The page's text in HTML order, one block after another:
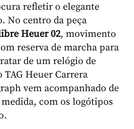
refletir o elegante
No centro da peça
Heuer 02, movimento
reserva de marcha para
de um relógio de
TAG Heuer Carrera
vem acompanhado de
com os logótipos